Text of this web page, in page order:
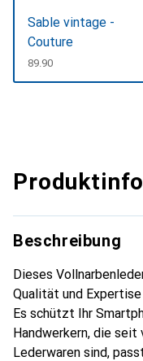
Sable vintage -
Couture
CHF
89.90
Beschreibung
Dieses
Qualität und
Es schützt Ihr
Handwerkern, die
Lederwaren sind,